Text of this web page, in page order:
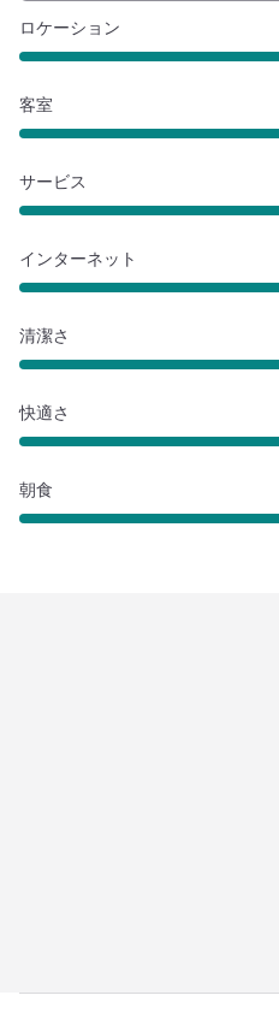
ロケーション
客室
サービス
インターネット
清潔さ
快適さ
朝食